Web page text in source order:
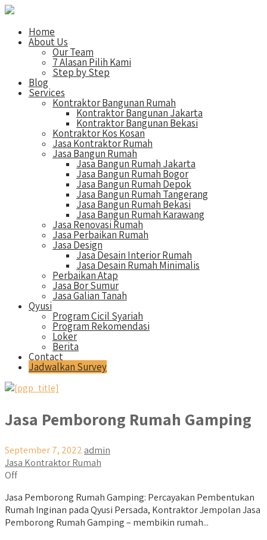
Home
About Us
Our Team
7 Alasan Pilih Kami
Step by Step
Blog
Services
Kontraktor Bangunan Rumah
Kontraktor Bangunan Jakarta
Kontraktor Bangunan Bekasi
Kontraktor Kos Kosan
Jasa Kontraktor Rumah
Jasa Bangun Rumah
Jasa Bangun Rumah Jakarta
Jasa Bangun Rumah Bogor
Jasa Bangun Rumah Depok
Jasa Bangun Rumah Tangerang
Jasa Bangun Rumah Bekasi
Jasa Bangun Rumah Karawang
Jasa Renovasi Rumah
Jasa Perbaikan Rumah
Jasa Design
Jasa Desain Interior Rumah
Jasa Desain Rumah Minimalis
Perbaikan Atap
Jasa Bor Sumur
Jasa Galian Tanah
Qyusi
Program Cicil Syariah
Program Rekomendasi
Loker
Berita
Contact
Jadwalkan Survey
Jasa Pemborong Rumah Gamping
September 7, 2022 admin
Jasa Kontraktor Rumah
Off
Jasa Pemborong Rumah Gamping: Percayakan Pembentukan
Rumah Inginan pada Qyusi Persada, Kontraktor Jempolan Jasa
Pemborong Rumah Gamping – membikin rumah...